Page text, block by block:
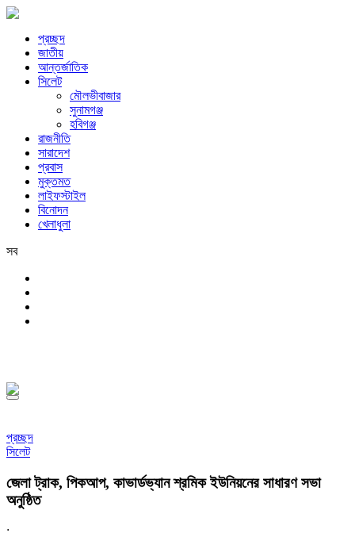
প্রচ্ছদ
জাতীয়
আন্তর্জাতিক
সিলেট
মৌলভীবাজার
সুনামগঞ্জ
হবিগঞ্জ
রাজনীতি
সারাদেশ
প্রবাস
মুক্তমত
লাইফস্টাইল
বিনোদন
খেলাধুলা
সব
প্রচ্ছদ
সিলেট
জেলা ট্রাক, পিকআপ, কাভার্ডভ্যান শ্রমিক ইউনিয়নের সাধারণ সভা
অনুষ্ঠিত